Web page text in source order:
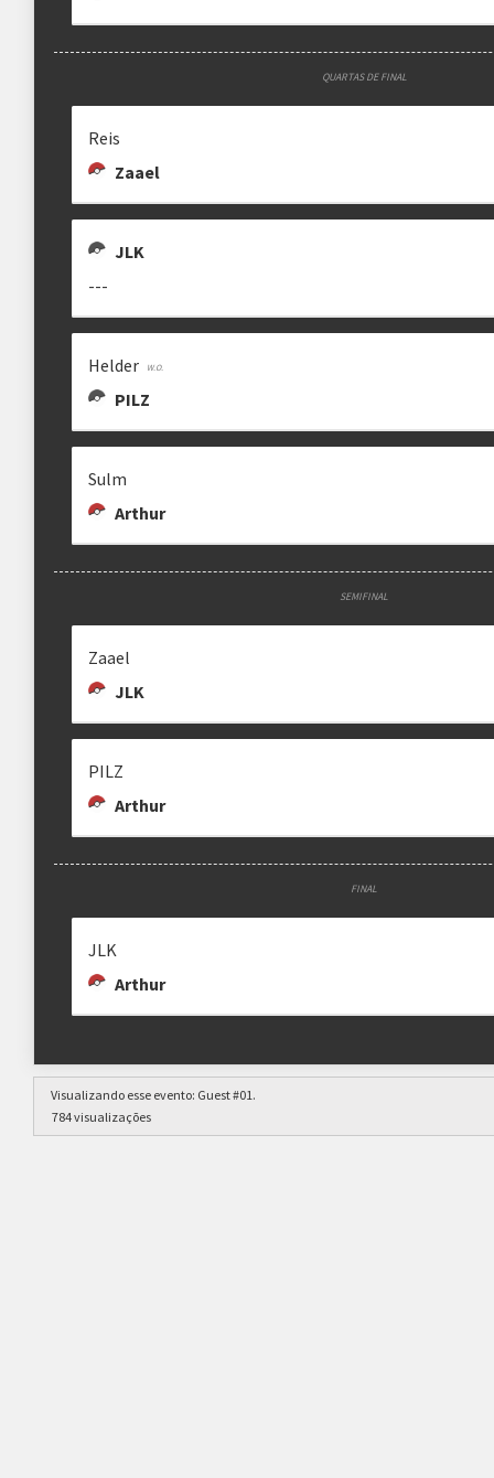
QUARTAS DE FINAL
Reis
Zaael
JLK
---
Helder
PILZ
Sulm
Arthur
SEMIFINAL
Zaael
JLK
PILZ
Arthur
FINAL
JLK
Arthur
Visualizando esse evento: Guest #01.
784 visualizações